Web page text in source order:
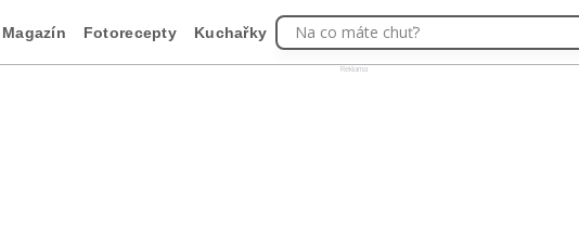
Reklama
Magazín Fotorecepty Kuchařky Na co máte chuť?